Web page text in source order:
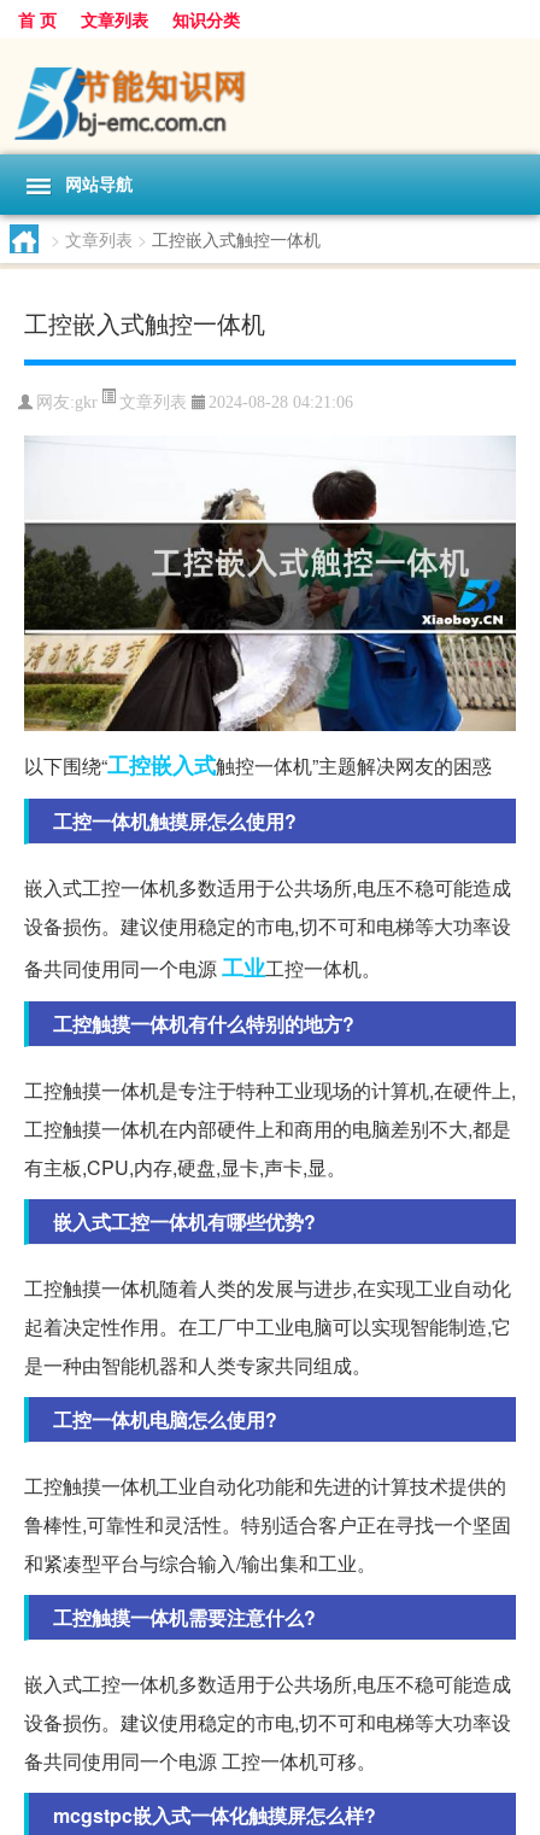
首 页 文章列表 知识分类
网站导航
> 文章列表 > 工控嵌入式触控一体机
工控嵌入式触控一体机
网友:gkr 文章列表 2024-08-28 04:21:06
以下围绕“工控嵌入式触控一体机”主题解决网友的困惑
工控一体机触摸屏怎么使用?
嵌入式工控一体机多数适用于公共场所,电压不稳可能造成
设备损伤。建议使用稳定的市电,切不可和电梯等大功率设
备共同使用同一个电源工业工控一体机。
工控触摸一体机有什么特别的地方?
工控触摸一体机是专注于特种工业现场的计算机,在硬件上,
工控触摸一体机在内部硬件上和商用的电脑差别不大,都是
有主板,CPU,内存,硬盘,显卡,声卡,显。
嵌入式工控一体机有哪些优势?
工控触摸一体机随着人类的发展与进步,在实现工业自动化
起着决定性作用。在工厂中工业电脑可以实现智能制造,它
是一种由智能机器和人类专家共同组成。
工控一体机电脑怎么使用?
工控触摸一体机工业自动化功能和先进的计算技术提供的
鲁棒性,可靠性和灵活性。特别适合客户正在寻找一个坚固
和紧凑型平台与综合输入/输出集和工业。
工控触摸一体机需要注意什么?
嵌入式工控一体机多数适用于公共场所,电压不稳可能造成
设备损伤。建议使用稳定的市电,切不可和电梯等大功率设
备共同使用同一个电源 工控一体机可移。
mcgstpc嵌入式一体化触摸屏怎么样?